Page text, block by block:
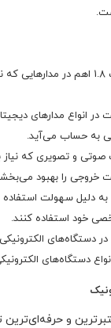
مقاومت 1.8 اهم در
در انواع مدارهای
خروجی را بهبود
خود استفاده کنند.
دستگاه‌های
تامین‌کنندگان قطعات الکترونیکی،